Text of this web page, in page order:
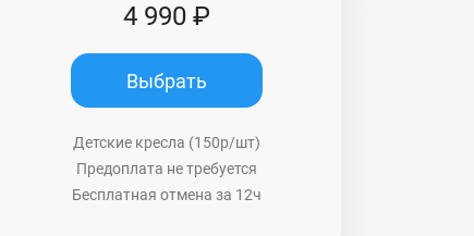
4 990 ₽
Выбрать
Детские кресла (150р/шт)
Предоплата не требуется
Бесплатная отмена за 12ч